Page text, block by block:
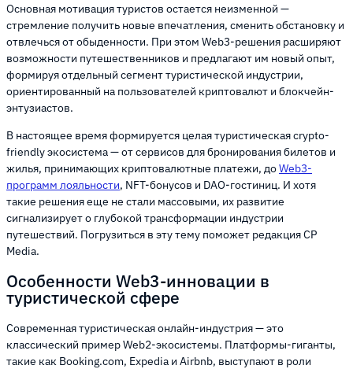
Основная мотивация туристов остается неизменной —
стремление получить новые впечатления, сменить обстановку и
отвлечься от обыденности. При этом Web3-решения расширяют
возможности путешественников и предлагают им новый опыт,
формируя отдельный сегмент туристической индустрии,
ориентированный на пользователей криптовалют и блокчейн-
энтузиастов.
В настоящее время формируется целая туристическая crypto-
friendly экосистема — от сервисов для бронирования билетов и
жилья, принимающих криптовалютные платежи, доWeb3-
программ лояльности, NFT-бонусов и DAO-гостиниц. И хотя
такие решения еще не стали массовыми, их развитие
сигнализирует о глубокой трансформации индустрии
путешествий. Погрузиться в эту тему поможет редакция CP
Media.
Особенности Web3-инновации в
туристической сфере
Современная туристическая онлайн-индустрия — это
классический пример Web2-экосистемы. Платформы-гиганты,
такие как Booking.com, Expedia и Airbnb, выступают в роли